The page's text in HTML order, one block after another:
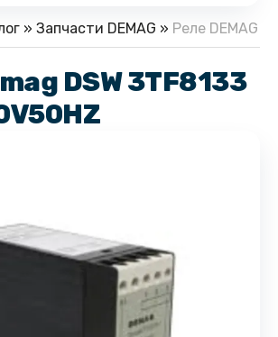
» Запчасти DEMAG » Реле DEMAG
DSW 3TF8133